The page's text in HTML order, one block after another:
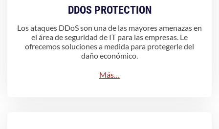
DDOS PROTECTION
Los ataques DDoS son una de las mayores amenazas en
el área de seguridad de IT para las empresas. Le
ofrecemos soluciones a medida para protegerle del
daño económico.
Más…